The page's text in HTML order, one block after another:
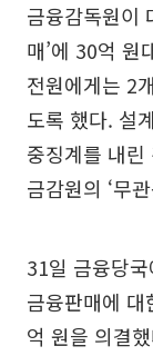
금융감독원이
매’에 30억 원
전원에게는 2
도록 했다. 설
중징계를 내린
금감원의 ‘무
31일 금융당
금융판매에
억 원을 의결